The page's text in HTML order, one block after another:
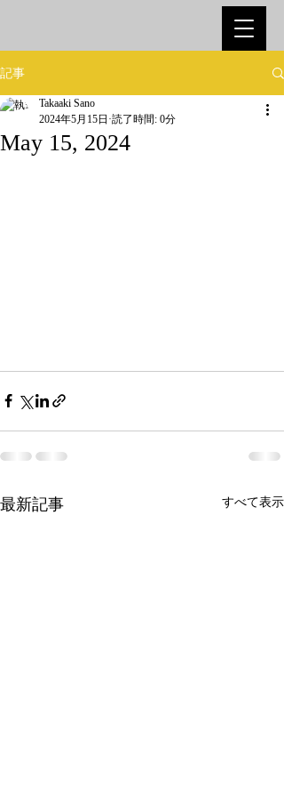
記事
May 15, 2024
Takaaki Sano
2024年5月15日 読了時間: 0分
最新記事 すべて表示